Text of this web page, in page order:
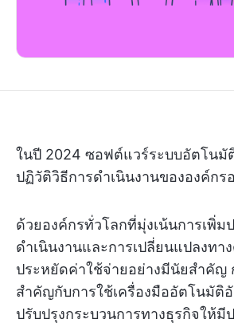
ในปี 2024 ซอฟต์แวร์ระบบอัตโนมั
ปฏิวัติวิธีการดำเนินงานขององค์กร
ด้วยองค์กรทั่วโลกที่มุ่งเน้นการเพิ่ม
ดำเนินงานและการเปลี่ยนแปลงทา
ประหยัดค่าใช้จ่ายอย่างมีนัยสำคัญ
สำคัญกับการใช้เครื่องมืออัตโนมัติ
ปรับปรุงกระบวนการทางธุรกิจให้